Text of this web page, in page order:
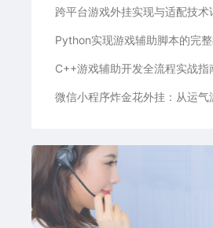
跨平台游戏外挂实现与适配技术
Python实现游戏辅助脚本的完
C++游戏辅助开发全流程实战指
微信小程序炸金花外挂：从运